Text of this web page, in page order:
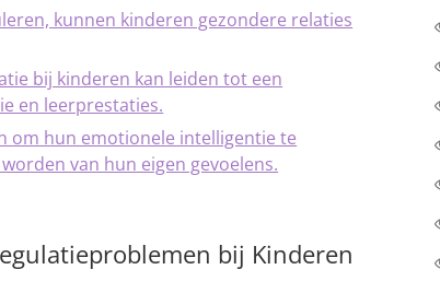
kunnen kinderen gezondere relaties
bij kinderen kan leiden tot een
en leerprestaties.
om hun emotionele intelligentie te
van hun eigen gevoelens.
bij Kinderen